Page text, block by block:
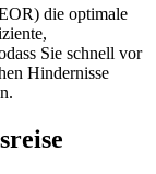
die optimale
Sie schnell vor
Hindernisse